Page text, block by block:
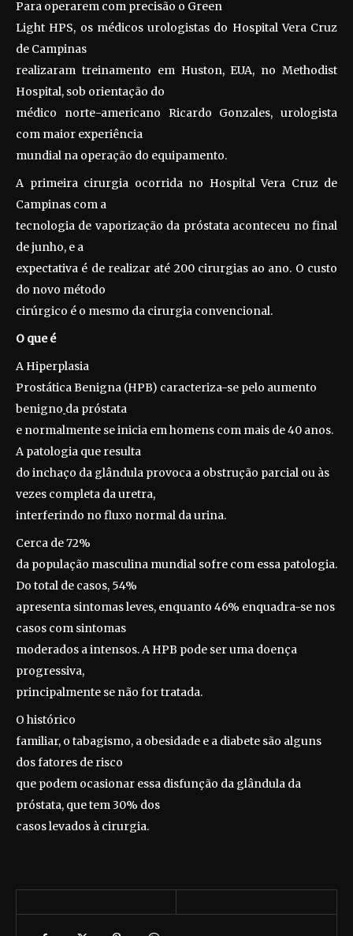
Para operarem com precisão o Green
Light HPS, os médicos urologistas do Hospital Vera Cruz
de Campinas
realizaram treinamento em Huston, EUA, no Methodist
Hospital, sob orientação do
médico norte-americano Ricardo Gonzales, urologista
com maior experiência
mundial na operação do equipamento.
A primeira cirurgia ocorrida no Hospital Vera Cruz de
Campinas com a
tecnologia de vaporização da próstata aconteceu no final
de junho, e a
expectativa é de realizar até 200 cirurgias ao ano. O custo
do novo método
cirúrgico é o mesmo da cirurgia convencional.
O que é
A Hiperplasia
Prostática Benigna (HPB) caracteriza-se pelo aumento
benigno da próstata
e normalmente se inicia em homens com mais de 40 anos.
A patologia que resulta
do inchaço da glândula provoca a obstrução parcial ou às
vezes completa da uretra,
interferindo no fluxo normal da urina.
Cerca de 72%
da população masculina mundial sofre com essa patologia.
Do total de casos, 54%
apresenta sintomas leves, enquanto 46% enquadra-se nos
casos com sintomas
moderados a intensos. A HPB pode ser uma doença
progressiva,
principalmente se não for tratada.
O histórico
familiar, o tabagismo, a obesidade e a diabete são alguns
dos fatores de risco
que podem ocasionar essa disfunção da glândula da
próstata, que tem 30% dos
casos levados à cirurgia.